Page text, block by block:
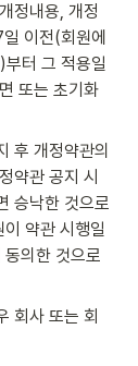
정내용, 개정
이전(회원에
터 그 적용일
또는 초기화
후 개정약관의
약관 공지 시
승낙한 것으로
약관 시행일
의한 것으로
회사 또는 회